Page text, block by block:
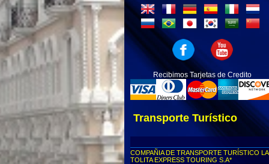
Recibimos Tarjetas de Credito
Transporte Turístico
COMPAÑIA DE TRANSPORTE TURÍSTICO LA
TOLITA EXPRESS TOURING S.A*